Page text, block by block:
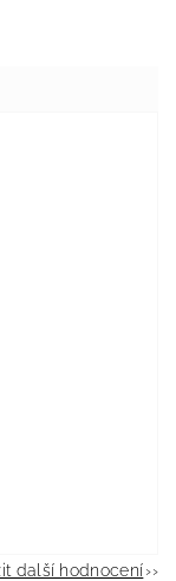
další hodnocení